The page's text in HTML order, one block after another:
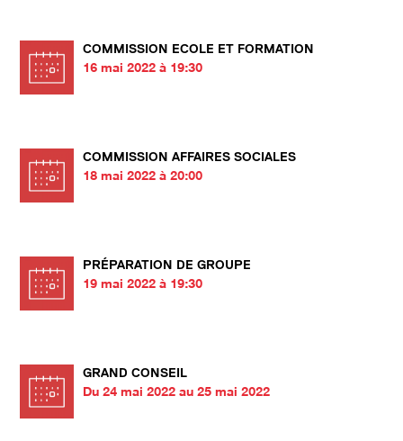
COMMISSION ECOLE ET FORMATION
16 mai 2022 à 19:30
COMMISSION AFFAIRES SOCIALES
18 mai 2022 à 20:00
PRÉPARATION DE GROUPE
19 mai 2022 à 19:30
GRAND CONSEIL
Du 24 mai 2022 au 25 mai 2022